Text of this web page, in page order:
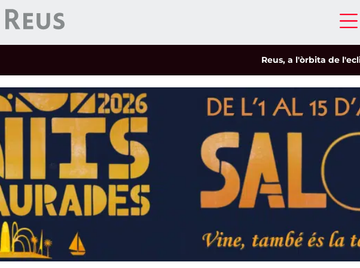
Reus, a l'òrbita de l'eclipsi|